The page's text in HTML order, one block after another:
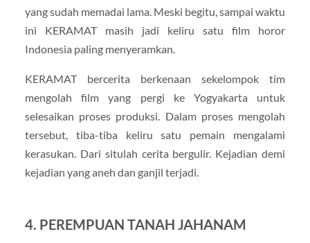
yang sudah memadai lama. Meski begitu, sampai waktu
ini KERAMAT masih jadi keliru satu film horor
Indonesia paling menyeramkan.
KERAMAT bercerita berkenaan sekelompok tim
mengolah film yang pergi ke Yogyakarta untuk
selesaikan proses produksi. Dalam proses mengolah
tersebut, tiba-tiba keliru satu pemain mengalami
kerasukan. Dari situlah cerita bergulir. Kejadian demi
kejadian yang aneh dan ganjil terjadi.
4. PEREMPUAN TANAH JAHANAM